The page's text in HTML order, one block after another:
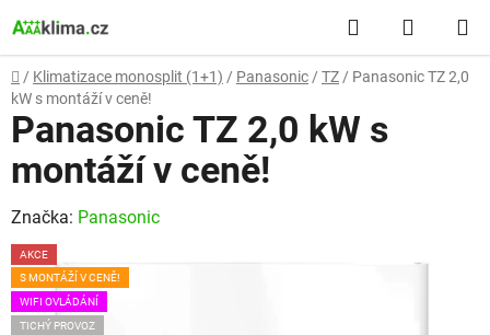
na
obsah
Hledat
KOŠÍK
Domů
/ Klimatizace monosplit (1+1) / Panasonic / TZ / Panasonic TZ 2,0
kW s montáží v ceně!
Panasonic TZ 2,0 kW s
montáží v ceně!
Značka: Panasonic
AKCE
S MONTÁŽÍ V CENĚ!
WIFI OVLÁDÁNÍ
TICHÝ PROVOZ